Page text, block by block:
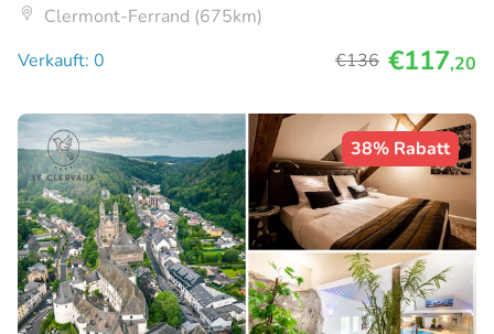
Clermont-Ferrand (675km)
Verkauft: 0
€136 €117,20
38% Rabatt